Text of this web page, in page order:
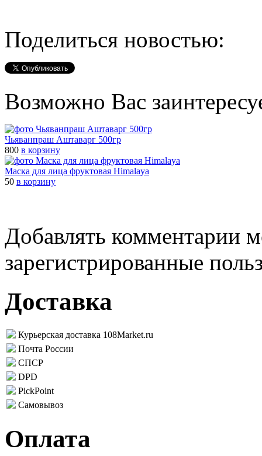
Поделиться новостью:
Возможно Вас
Чьяванпраш Аштаварг 500гр
800 в корзину
Маска для лица фруктовая Himalaya
50 в корзину
Добавлять комментарии
зарегистрированные
Доставка
Курьерская доставка 108Market.ru
Почта России
СПСР
DPD
PickPoint
Самовывоз
Оплата